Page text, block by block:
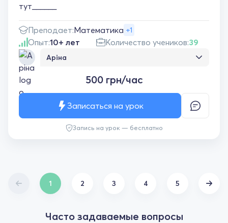
тут______
Преподает:Математика +1
Опыт:10+ лет Количество учеников:39
Аріна
працюватимемо500 грн/час
Запись на урок — бесплатно
Записаться на урок
1 2 3 4 5
Часто задаваемые вопросы